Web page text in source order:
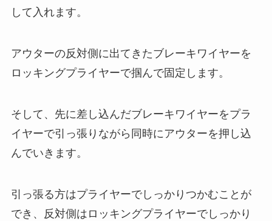
して入れます。
アウターの反対側に出てきたブレーキワイヤーを
ロッキングプライヤーで掴んで固定します。
そして、先に差し込んだブレーキワイヤーをプラ
イヤーで引っ張りながら同時にアウターを押し込
んでいきます。
引っ張る方はプライヤーでしっかりつかむことが
でき、反対側はロッキングプライヤーでしっかり